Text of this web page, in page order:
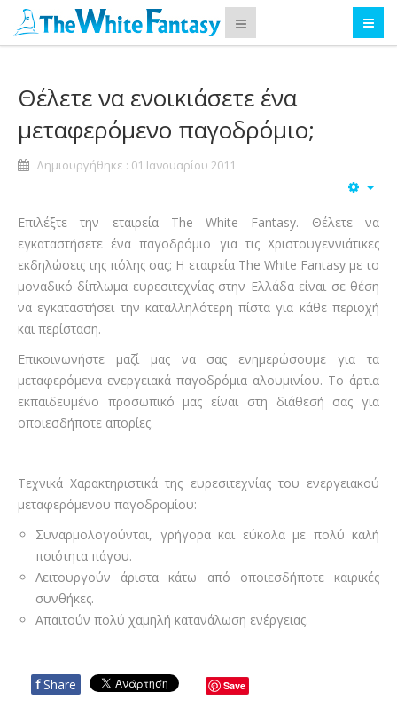
Θέλετε να ενοικιάσετε ένα
μεταφερόμενο παγοδρόμιο;
Δημιουργήθηκε : 01 Ιανουαρίου 2011
Επιλέξτε την εταιρεία The White Fantasy. Θέλετε να
εγκαταστήσετε ένα παγοδρόμιο για τις Χριστουγεννιάτικες
εκδηλώσεις της πόλης σας; Η εταιρεία The White Fantasy με το
μοναδικό δίπλωμα ευρεσιτεχνίας στην Ελλάδα είναι σε θέση
να εγκαταστήσει την καταλληλότερη πίστα για κάθε περιοχή
και περίσταση.
Επικοινωνήστε μαζί μας να σας ενημερώσουμε για τα
μεταφερόμενα ενεργειακά παγοδρόμια αλουμινίου. Το άρτια
εκπαιδευμένο προσωπικό μας είναι στη διάθεσή σας για
οποιεσδήποτε απορίες.
Τεχνικά Χαρακτηριστικά της ευρεσιτεχνίας του ενεργειακού
μεταφερόμενου παγοδρομίου:
Συναρμολογούνται, γρήγορα και εύκολα με πολύ καλή
ποιότητα πάγου.
Λειτουργούν άριστα κάτω από οποιεσδήποτε καιρικές
συνθήκες.
Απαιτούν πολύ χαμηλή κατανάλωση ενέργειας.
f Share Save